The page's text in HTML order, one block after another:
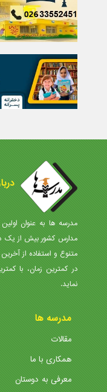
مدرسه ها به عنوان
مدارس کشور بیش از یک
متنوع و استفاده از
در کمترین زمان، با
نماید.
مدرسه ها
مقالات
همکاری با ما
معرفی به دوستان